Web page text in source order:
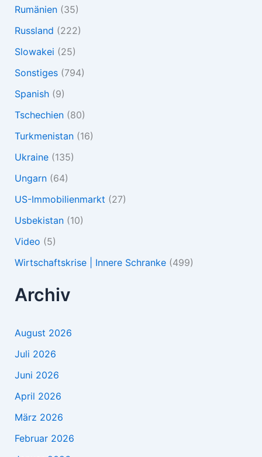
Rumänien(35)
Russland (222)
Slowakei (25)
Sonstiges(794)
Spanish(9)
Tschechien(80)
Turkmenistan(16)
Ukraine(135)
Ungarn(64)
US-Immobilienmarkt (27)
Usbekistan(10)
Video (5)
Wirtschaftskrise | Innere Schranke(499)
Archiv
August 2026
Juli 2026
Juni 2026
April 2026
März 2026
Februar 2026